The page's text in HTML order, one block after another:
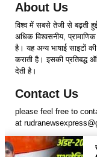
About Us
विश्व में सबसे तेजी से बढ़ती
अधिक विश्वसनीय,
है। यह अन्य भाषाई साइटों
कराती है। इसकी प्रतिबद्ध
देती है।
Contact Us
please feel free to
at
Follow Us